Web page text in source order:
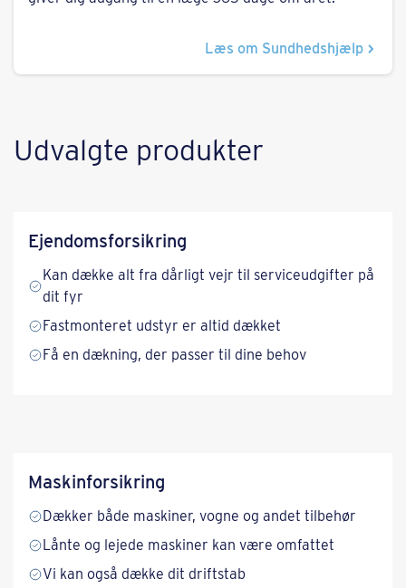
Læs om Sundhedshjælp
Udvalgte produkter
Ejendoms­forsikring
Kan dække alt fra dårligt vejr til serviceudgifter på
dit fyr
Fastmonteret udstyr er altid dækket
Få en dækning, der passer til dine behov
Maskinforsikring
Dækker både maskiner, vogne og andet tilbehør
Lånte og lejede maskiner kan være omfattet
Vi kan også dække dit driftstab